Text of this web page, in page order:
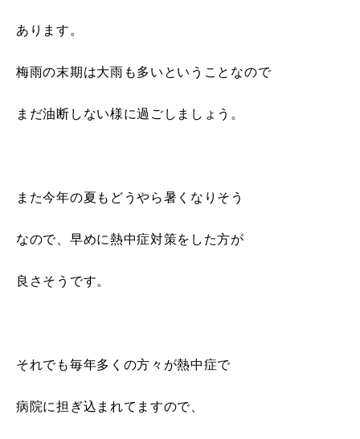
あります。
梅雨の末期は大雨も多いということなので
まだ油断しない様に過ごしましょう。
また今年の夏もどうやら暑くなりそう
なので、早めに熱中症対策をした方が
良さそうです。
それでも毎年多くの方々が熱中症で
病院に担ぎ込まれてますので、